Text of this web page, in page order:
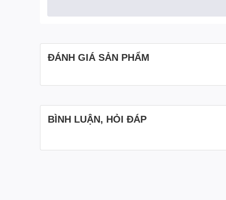
Dàn mủ nhám tùy chỉnh cung cấp cho bạn khả năng
phong cách riêng của bạn. Thêm hình ảnh, decal, hoặc
đường phố.
ĐÁNH GIÁ SẢN PHẨM
BÌNH LUẬN, HỎI ĐÁP